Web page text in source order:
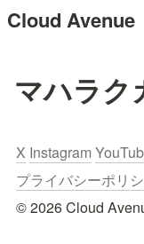
Cloud Avenue
マハラク
X Instagram
プライバシーポリ
© 2026 Cloud